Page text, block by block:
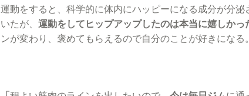
運動をすると、科学的に体内にハッピーになる成分が分泌
いたが、 運動をしてヒップアップしたのは本当に嬉しかっ
ンが変わり、褒めてもらえるので自分のことが好きになる。